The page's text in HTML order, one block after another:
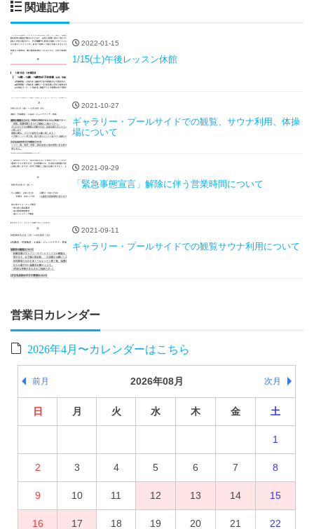
関連記事
2022-01-15
1/15(土)午後レッスン休館
2021-10-27
ギャラリー・プールサイドでの観覧、サウナ利用、体操
場について
2021-09-29
「緊急事態宣言」解除に伴う営業時間について
2021-09-11
ギャラリー・プールサイドでの観覧サウナ利用について
営業日カレンダー
2026年4月〜カレンダーはこちら